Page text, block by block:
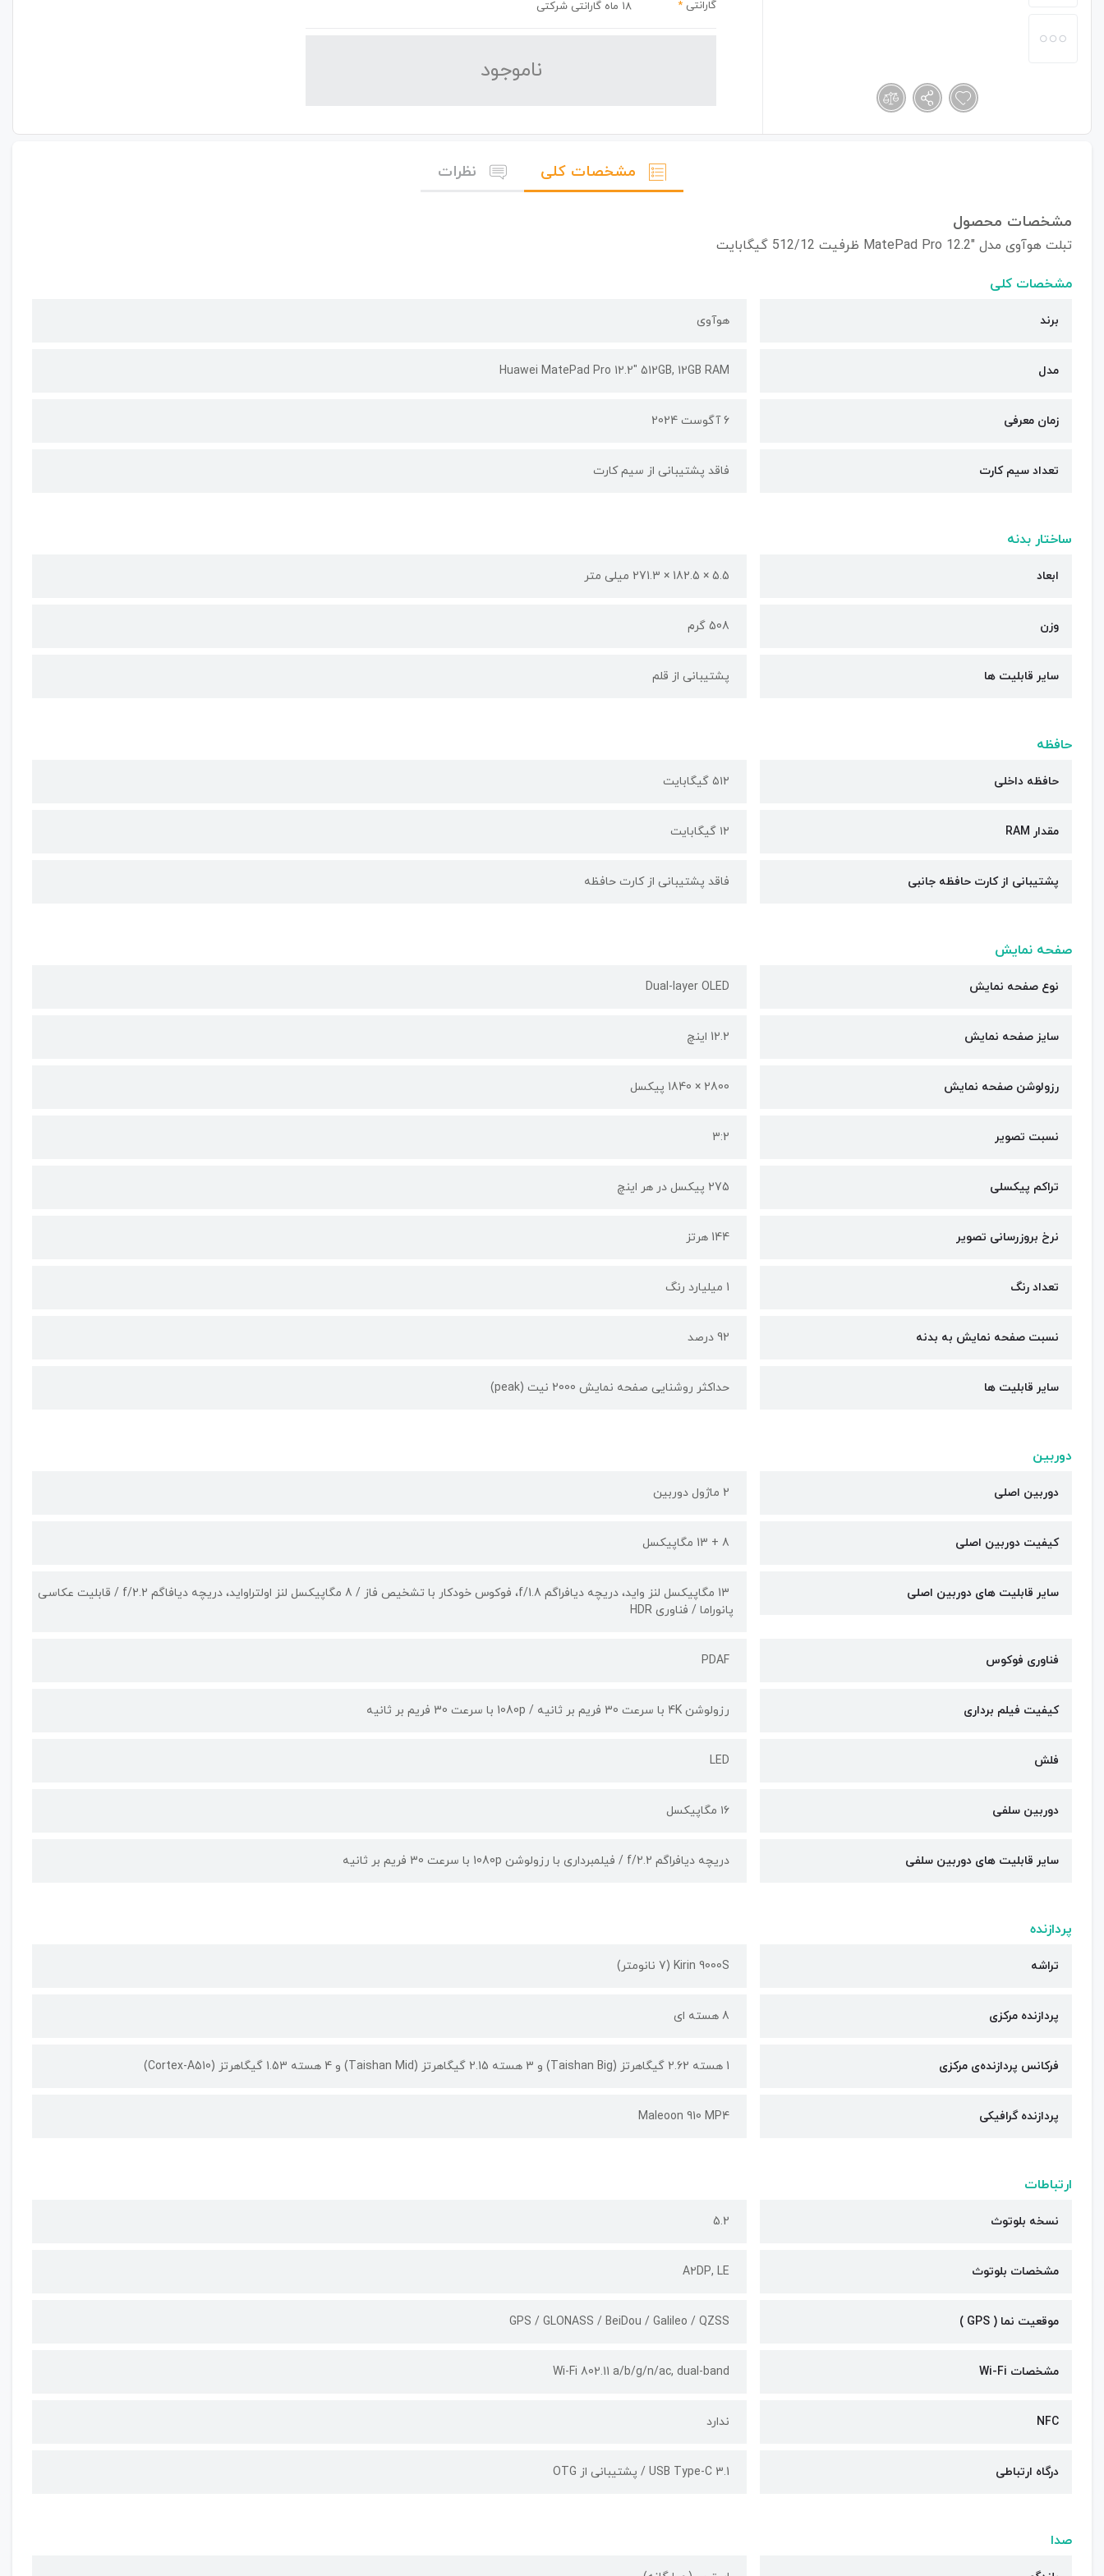
گارانتی * 18 ماه گارانتی شرکتی
نا‌موجود
مشخصات کلی نظرات
مشخصات محصول
تبلت هوآوی مدل "MatePad Pro 12.2 ظرفیت 512/12 گیگابایت
مشخصات کلی
برند هوآوی
مدل Huawei MatePad Pro 12.2" 512GB, 12GB RAM
زمان معرفی 6 آگوست 2024
تعداد سیم کارت فاقد پشتیبانی از سیم کارت
ساختار بدنه
ابعاد 5.5 × 182.5 × 271.3 میلی متر
وزن 508 گرم
سایر قابلیت ها پشتیبانی از قلم
حافظه
حافظه داخلی ۵۱۲ گیگابایت
مقدار RAM ۱۲ گیگابایت
پشتیبانی از کارت حافظه جانبی فاقد پشتیبانی از کارت حافظه
صفحه نمایش
نوع صفحه نمایش Dual-layer OLED
سایز صفحه نمایش 12.2 اینچ
رزولوشن صفحه نمایش 2800 × 1840 پیکسل
نسبت تصویر 3:2
تراکم پیکسلی 275 پیکسل در هر اینچ
نرخ بروزرسانی تصویر 144 هرتز
تعداد رنگ 1 میلیارد رنگ
نسبت صفحه نمایش به بدنه 92 درصد
سایر قابلیت ها حداکثر روشنایی صفحه نمایش 2000 نیت (peak)
دوربین
دوربین اصلی 2 ماژول دوربین
کیفیت دوربین‌ اصلی 8 + 13 مگاپیکسل
سایر قابلیت های دوربین اصلی
13 مگاپیکسل لنز واید، دریچه دیافراگم f/1.8، فوکوس خودکار با تشخیص فاز / 8 مگاپیکسل لنز اولتراواید، دریچه دیافاگم f/2.2 / قابلیت عکاسی
پانوراما / فناوری HDR
فناوری فوکوس PDAF
کیفیت فیلم برداری رزولوشن 4K با سرعت 30 فریم بر ثانیه / 1080p با سرعت 30 فریم بر ثانیه
فلش LED
دوربین سلفی ۱۶ مگاپیکسل
سایر قابلیت های دوربین سلفی دریچه دیافراگم f/2.2 / فیلمبرداری با رزولوشن 1080p با سرعت 30 فریم بر ثانیه
پردازنده
تراشه Kirin 9000S (7 نانومتر)
پردازنده مرکزی 8 هسته ای
فرکانس پردازنده‌ی مرکزی 1 هسته 2.62 گیگاهرتز (Taishan Big) و 3 هسته 2.15 گیگاهرتز (Taishan Mid) و 4 هسته 1.53 گیگاهرتز (Cortex-A510)
پردازنده گرافیکی Maleoon 910 MP4
ارتباطات
نسخه بلوتوث 5.2
مشخصات بلوتوث A۲DP, LE
موقعیت نما ( GPS ) GPS / GLONASS / BeiDou / Galileo / QZSS
مشخصات Wi-Fi Wi-Fi 802.11 a/b/g/n/ac, dual-band
NFC ندارد
درگاه ارتباطی USB Type-C 3.1 / پشتیبانی از OTG
صدا